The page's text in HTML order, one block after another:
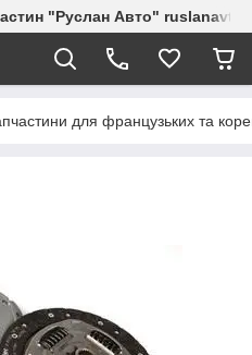
"Руслан Авто"
для французьких та